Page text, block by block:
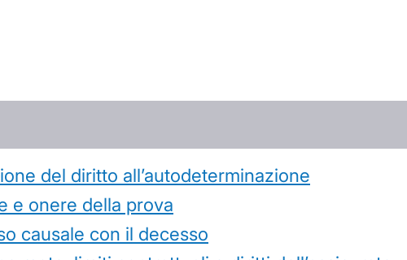
del diritto all’autodeterminazione
e onere della prova
causale con il decesso